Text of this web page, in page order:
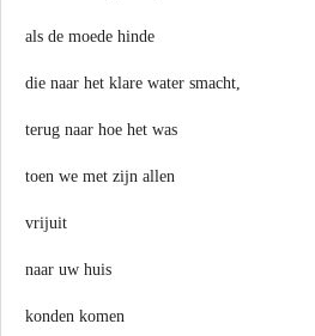
als de moede hinde
die naar het klare water smacht,
terug naar hoe het was
toen we met zijn allen
vrijuit
naar uw huis
konden komen